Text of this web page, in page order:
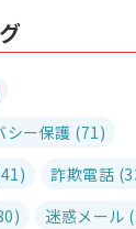
シー保護 (71)
詐欺電話
迷惑メール